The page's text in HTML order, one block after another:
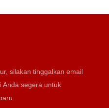
silakan tinggalkan email
Anda segera untuk